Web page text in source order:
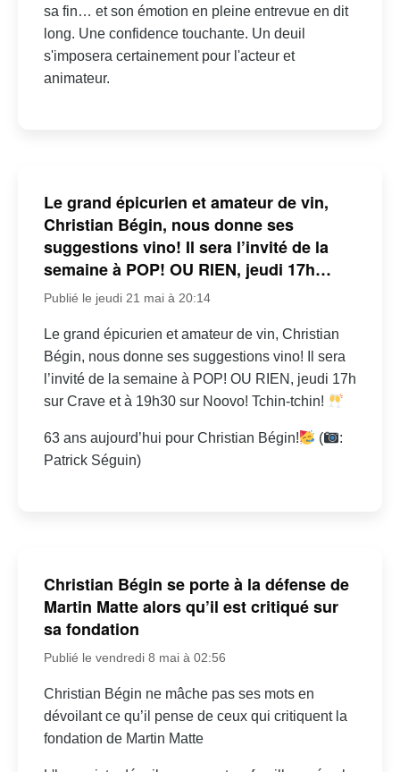
sa fin… et son émotion en pleine entrevue en dit
long. Une confidence touchante. Un deuil
s'imposera certainement pour l'acteur et
animateur.
Le grand épicurien et amateur de vin,
Christian Bégin, nous donne ses
suggestions vino! Il sera l’invité de la
semaine à POP! OU RIEN, jeudi 17h…
Publié le jeudi 21 mai à 20:14
Le grand épicurien et amateur de vin, Christian
Bégin, nous donne ses suggestions vino! Il sera
l’invité de la semaine à POP! OU RIEN, jeudi 17h
sur Crave et à 19h30 sur Noovo! Tchin-tchin!
63 ans aujourd’hui pour Christian Bégin! (
:
Patrick Séguin)
Christian Bégin se porte à la défense de
Martin Matte alors qu’il est critiqué sur
sa fondation
Publié le vendredi 8 mai à 02:56
Christian Bégin ne mâche pas ses mots en
dévoilant ce qu’il pense de ceux qui critiquent la
fondation de Martin Matte